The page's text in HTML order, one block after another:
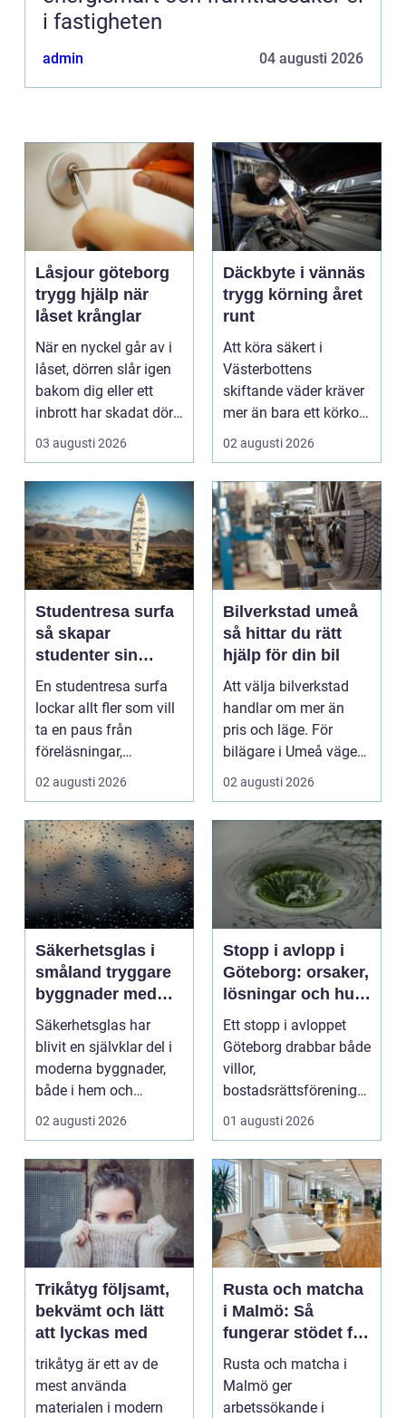
i fastigheten
admin 04 augusti 2026
Låsjour göteborg
trygg hjälp när
låset krånglar
När en nyckel går av i
låset, dörren slår igen
bakom dig eller ett
inbrott har skadat dörr
och karm,...
03 augusti 2026
Däckbyte i vännäs
trygg körning året
runt
Att köra säkert i
Västerbottens
skiftande väder kräver
mer än bara ett körkort
och en pålitlig bil. ...
02 augusti 2026
Studentresa surfa
så skapar
studenter sin
ultimata paus från
plugget
En studentresa surfa
lockar allt fler som vill
ta en paus från
föreläsningar,
tentaplugg och sena
02 augusti 2026
Bilverkstad umeå
så hittar du rätt
hjälp för din bil
Att välja bilverkstad
handlar om mer än
pris och läge. För
bilägare i Umeå väger
trygghet, tillgängl...
02 augusti 2026
Säkerhetsglas i
småland tryggare
byggnader med
smarta
glaslösningar
Säkerhetsglas har
blivit en självklar del i
moderna byggnader,
både i hem och
offentliga miljöer. I ...
02 augusti 2026
Stopp i avlopp i
Göteborg: orsaker,
lösningar och hur
problem kan
undvikas
Ett stopp i avloppet
Göteborg drabbar både
villor,
bostadsrättsföreningar
och h...
01 augusti 2026
Trikåtyg följsamt,
bekvämt och lätt
att lyckas med
trikåtyg är ett av de
mest använda
materialen i modern
Rusta och matcha
i Malmö: Så
fungerar stödet för
dig som söker
jobb
Rusta och matcha i
Malmö ger
arbetssökande i